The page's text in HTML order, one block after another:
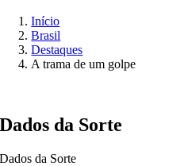
Início
Brasil
Destaques
A trama de um golpe
Dados da Sorte
Dados da Sorte